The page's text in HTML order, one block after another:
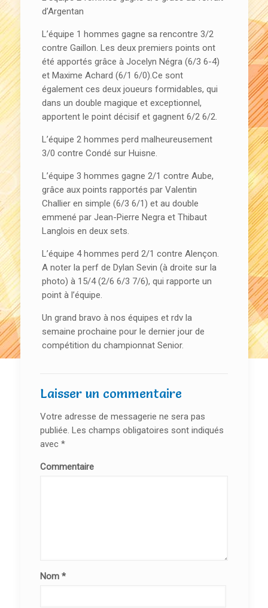
d’Argentan
L’équipe 1 hommes gagne sa rencontre 3/2
contre Gaillon. Les deux premiers points ont
été apportés grâce à Jocelyn Négra (6/3 6-4)
et Maxime Achard (6/1 6/0).Ce sont
également ces deux joueurs formidables, qui
dans un double magique et exceptionnel,
apportent le point décisif et gagnent 6/2 6/2.
L’équipe 2 hommes perd malheureusement
3/0 contre Condé sur Huisne.
L’équipe 3 hommes gagne 2/1 contre Aube,
grâce aux points rapportés par Valentin
Challier en simple (6/3 6/1) et au double
emmené par Jean-Pierre Negra et Thibaut
Langlois en deux sets.
L’équipe 4 hommes perd 2/1 contre Alençon.
A noter la perf de Dylan Sevin (à droite sur la
photo) à 15/4 (2/6 6/3 7/6), qui rapporte un
point à l’équipe.
Un grand bravo à nos équipes et rdv la
semaine prochaine pour le dernier jour de
compétition du championnat Senior.
Laisser un commentaire
Votre adresse de messagerie ne sera pas
publiée. Les champs obligatoires sont indiqués
avec *
Commentaire
Nom *